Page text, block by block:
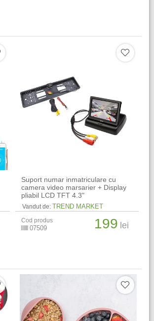
Suport numar inmatriculare cu
camera video marsarier + Display
pliabil LCD TFT 4.3"
Vandut de: TREND MARKET
Cod produs
07509 199 lei